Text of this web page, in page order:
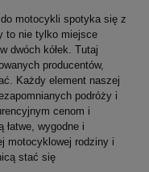
motocykli spotyka się z
to nie tylko miejsce
dwóch kółek. Tutaj
producentów,
Każdy element naszej
podróży i
cenom i
wygodne i
motocyklowej rodziny i
stać się